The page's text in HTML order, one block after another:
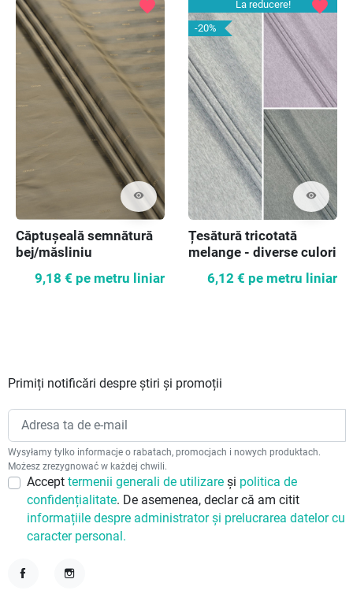
visibility
favorite
Căptușeală semnătură
bej/măsliniu
9,18 € pe metru liniar
La reducere!
-20%
visibility
favorite
Țesătură tricotată
melange - diverse culori
6,12 € pe metru liniar
Primiți notificări despre știri și promoții
Wysyłamy tylko informacje o rabatach, promocjach i nowych produktach.
Możesz zrezygnować w każdej chwili.
Accept termenii generali de utilizare și politica de
confidențialitate. De asemenea, declar că am citit
informațiile despre administrator și prelucrarea datelor cu
caracter personal.